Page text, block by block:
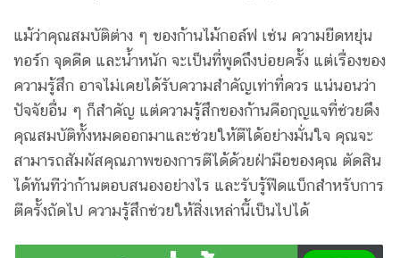
แม้ว่าคุณสมบัติต่าง ๆ ของก้านไม้กอล์ฟ เช่น ความยืดหยุ่น
ทอร์ก จุดดีด และน้ำหนัก จะเป็นที่พูดถึงบ่อยครั้ง แต่เรื่องของ
ความรู้สึก อาจไม่เคยได้รับความสำคัญเท่าที่ควร แน่นอนว่า
ปัจจัยอื่น ๆ ก็สำคัญ แต่ความรู้สึกของก้านคือกุญแจที่ช่วยดึง
คุณสมบัติทั้งหมดออกมาและช่วยให้ตีได้อย่างมั่นใจ คุณจะ
สามารถสัมผัสคุณภาพของการตีได้ด้วยฝ่ามือของคุณ ตัดสิน
ได้ทันทีว่าก้านตอบสนองอย่างไร และรับรู้ฟีดแบ็กสำหรับการ
ตีครั้งถัดไป ความรู้สึกช่วยให้สิ่งเหล่านี้เป็นไปได้